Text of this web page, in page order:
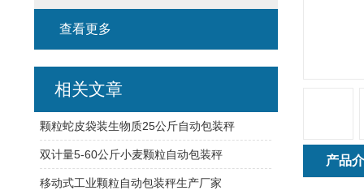
产品
查看更多
相关文章
颗粒蛇皮袋装生物质25公斤自动包装秤
双计量5-60公斤小麦颗粒自动包装秤
移动式工业颗粒自动包装秤生产厂家